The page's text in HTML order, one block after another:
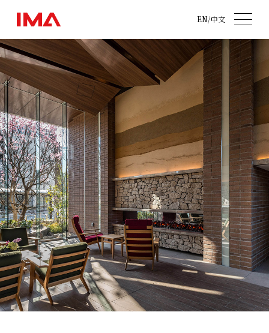
EN/中文